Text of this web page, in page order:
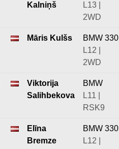
Kalniņš
L13 |
2WD
Māris Kulšs
BMW 330
L12 |
2WD
Viktorija
Salihbekova
BMW
L11 |
RSK9
Elīna
Bremze
BMW 330
L12 |